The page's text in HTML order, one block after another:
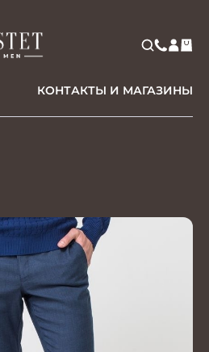
КОНТАКТЫ И МАГАЗИНЫ